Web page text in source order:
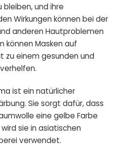
bleiben, und ihre
Wirkungen können bei der
anderen Hautproblemen
können Masken auf
zu einem gesunden und
ist ein natürlicher
Sie sorgt dafür, dass
eine gelbe Farbe
sie in asiatischen
verwendet.